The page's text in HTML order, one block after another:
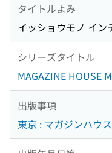
タイトルよみ
イッショウモノ イン
シリーズタイトル
MAGAZINE HOUSE
出版事項
東京 : マガジンハウ